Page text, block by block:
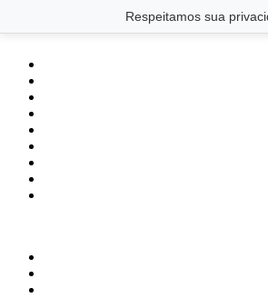
Respeitamos sua
Saltar para o conteúdo principal Ir para o